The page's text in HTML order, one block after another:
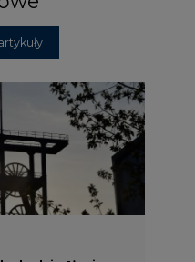
będzie "życie